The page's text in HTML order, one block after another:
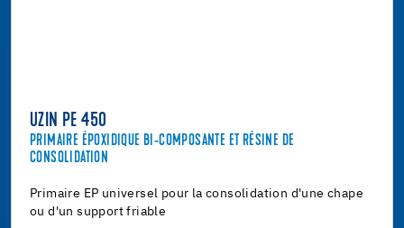
UZIN PE 450
PRIMAIRE ÉPOXIDIQUE BI-COMPOSANTE ET RÉSINE DE
CONSOLIDATION
Primaire EP universel pour la consolidation d'une chape
ou d'un support friable